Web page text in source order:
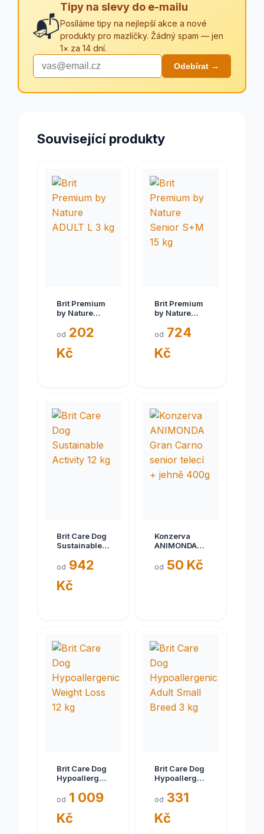
📬
Tipy na slevy do e-mailu
Posíláme tipy na nejlepší akce a nové
produkty pro mazlíčky. Žádný spam — jen
1× za 14 dní.
Odebírat →
Související produkty
Brit Premium
by Nature
od 202
Kč
Brit Premium
by Nature
15 kg
od 724
Kč
Brit Care Dog
Sustainable
od 942
Kč
Konzerva
ANIMONDA
senior telecí
od 50 Kč
Brit Care Dog
Hypoallergenic
12 kg
od 1 009
Kč
Brit Care Dog
Hypoallergenic
Breed 3 kg
od 331
Kč